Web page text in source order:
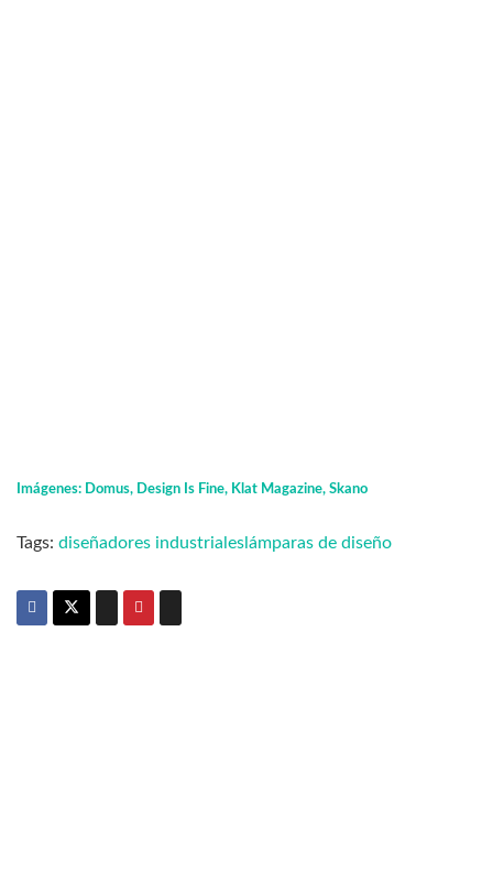
Imágenes: Domus, Design Is Fine, Klat Magazine, Skano
Tags: diseñadores industriales lámparas de diseño